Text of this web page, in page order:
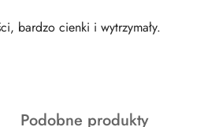
bardzo cienki i wytrzymały.
Produkty
Podobne produkty